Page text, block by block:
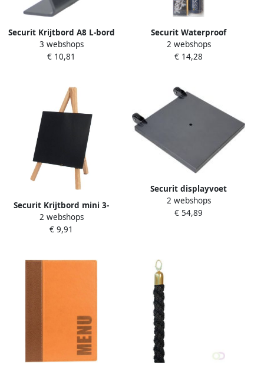
Securit Krijtbord A8 L-bord
horizontaal 5 stuks
3 webshops
€ 10,81
Securit Waterproof
krijtmarker large wit blister
met 2 stuks
2 webshops
€ 14,28
Securit Krijtbord mini 3-
poot 26x15.5x1.3cm blank
hout
2 webshops
€ 9,91
Securit displayvoet
gegalvaniseerd
2 webshops
€ 54,89